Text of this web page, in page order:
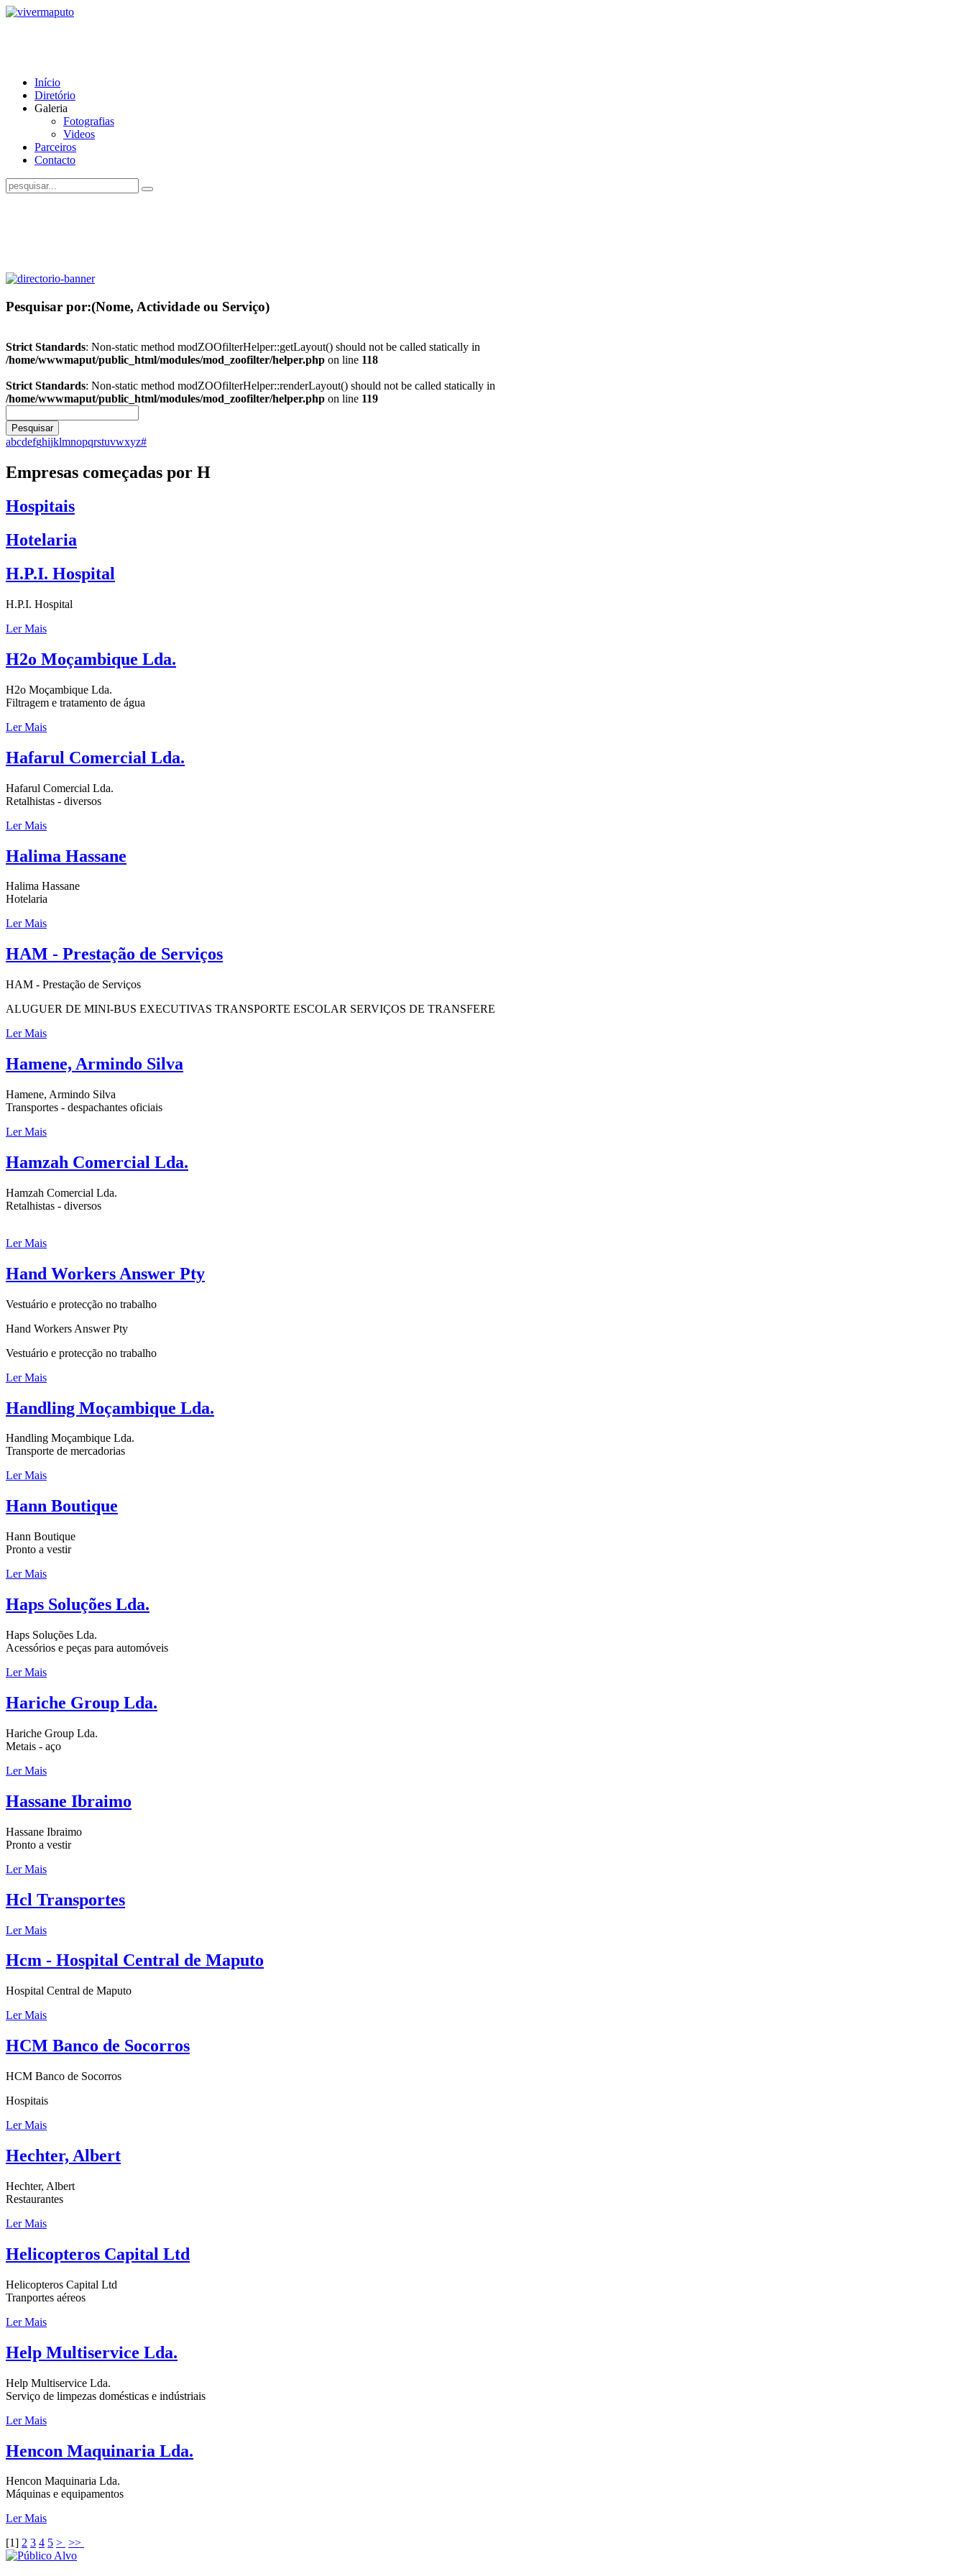
Início
Diretório
Galeria
Fotografias
Videos
Parceiros
Contacto
Pesquisar por:(Nome, Actividade ou Serviço)
Strict Standards: Non-static method modZOOfilterHelper::getLayout() should not be called statically in
/home/wwwmaput/public_html/modules/mod_zoofilter/helper.php on line 118
Strict Standards: Non-static method modZOOfilterHelper::renderLayout() should not be called statically in
/home/wwwmaput/public_html/modules/mod_zoofilter/helper.php on line 119
Pesquisar
abcdefghijklmnopqrstuvwxyz#
Empresas começadas por H
Hospitais
Hotelaria
H.P.I. Hospital
H.P.I. Hospital
Ler Mais
H2o Moçambique Lda.
H2o Moçambique Lda.
Filtragem e tratamento de água
Ler Mais
Hafarul Comercial Lda.
Hafarul Comercial Lda.
Retalhistas - diversos
Ler Mais
Halima Hassane
Halima Hassane
Hotelaria
Ler Mais
HAM - Prestação de Serviços
HAM - Prestação de Serviços
ALUGUER DE MINI-BUS EXECUTIVAS TRANSPORTE ESCOLAR SERVIÇOS DE TRANSFERE
Ler Mais
Hamene, Armindo Silva
Hamene, Armindo Silva
Transportes - despachantes oficiais
Ler Mais
Hamzah Comercial Lda.
Hamzah Comercial Lda.
Retalhistas - diversos
Ler Mais
Hand Workers Answer Pty
Vestuário e protecção no trabalho
Hand Workers Answer Pty
Vestuário e protecção no trabalho
Ler Mais
Handling Moçambique Lda.
Handling Moçambique Lda.
Transporte de mercadorias
Ler Mais
Hann Boutique
Hann Boutique
Pronto a vestir
Ler Mais
Haps Soluções Lda.
Haps Soluções Lda.
Acessórios e peças para automóveis
Ler Mais
Hariche Group Lda.
Hariche Group Lda.
Metais - aço
Ler Mais
Hassane Ibraimo
Hassane Ibraimo
Pronto a vestir
Ler Mais
Hcl Transportes
Ler Mais
Hcm - Hospital Central de Maputo
Hospital Central de Maputo
Ler Mais
HCM Banco de Socorros
HCM Banco de Socorros
Hospitais
Ler Mais
Hechter, Albert
Hechter, Albert
Restaurantes
Ler Mais
Helicopteros Capital Ltd
Helicopteros Capital Ltd
Tranportes aéreos
Ler Mais
Help Multiservice Lda.
Help Multiservice Lda.
Serviço de limpezas domésticas e indústriais
Ler Mais
Hencon Maquinaria Lda.
Hencon Maquinaria Lda.
Máquinas e equipamentos
Ler Mais
[1] 2 3 4 5 > >>